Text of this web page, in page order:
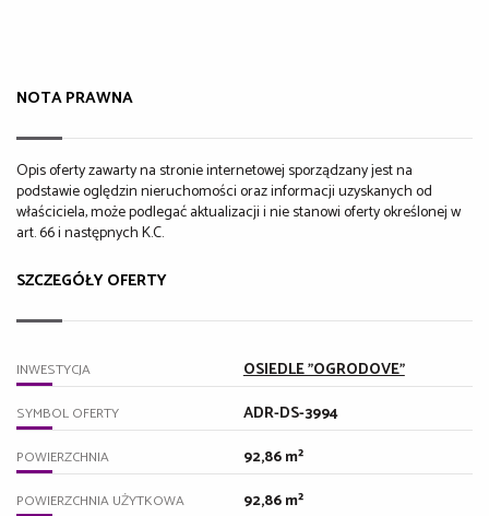
NOTA PRAWNA
Opis oferty zawarty na stronie internetowej sporządzany jest na
podstawie oględzin nieruchomości oraz informacji uzyskanych od
właściciela, może podlegać aktualizacji i nie stanowi oferty określonej w
art. 66 i następnych K.C.
SZCZEGÓŁY OFERTY
INWESTYCJA OSIEDLE "OGRODOVE"
SYMBOL OFERTY ADR-DS-3994
POWIERZCHNIA 92,86 m²
POWIERZCHNIA UŻYTKOWA 92,86 m²